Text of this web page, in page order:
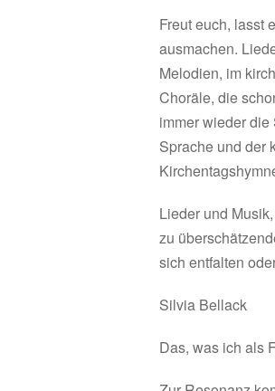
Freut euch, lasst
ausmachen.
Melodien, im
Choräle, die
immer wieder
Sprache und der
Lieder und
zu
sich entfalten
Silvia Bellack
Das, was ich als